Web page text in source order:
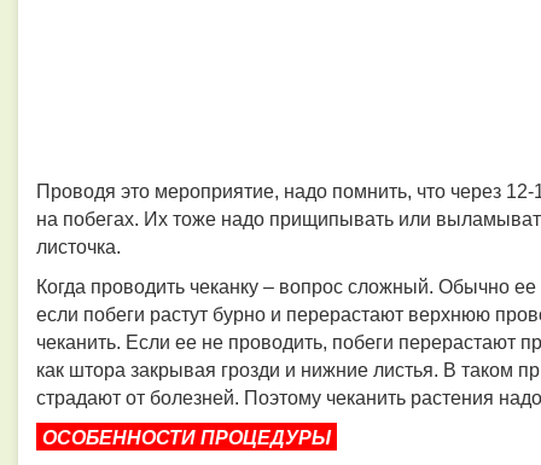
Проводя это мероприятие, надо помнить, что через
на побегах. Их тоже надо прищипывать или
листочка.
Когда проводить чеканку – вопрос сложный. Обычно
если побеги растут бурно и перерастают верхнюю
чеканить. Если ее не проводить, побеги перерастают
как штора закрывая грозди и нижние листья. В таком
страдают от болезней. Поэтому чеканить растения
ОСОБЕННОСТИ ПРОЦЕДУРЫ